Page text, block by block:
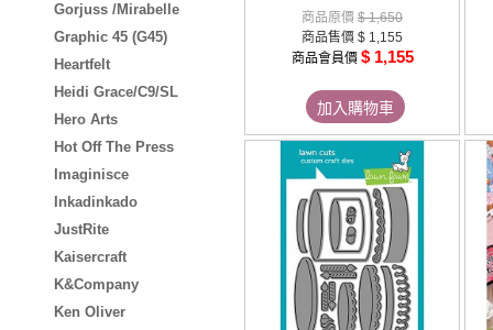
Gorjuss /Mirabelle
Graphic 45 (G45)
Heartfelt
Heidi Grace/C9/SL
Hero Arts
Hot Off The Press
Imaginisce
Inkadinkado
JustRite
Kaisercraft
K&Company
Ken Oliver
商品原價 $ 1,650
商品售價 $ 1,155
商品會員價 $ 1,155
加入購物車